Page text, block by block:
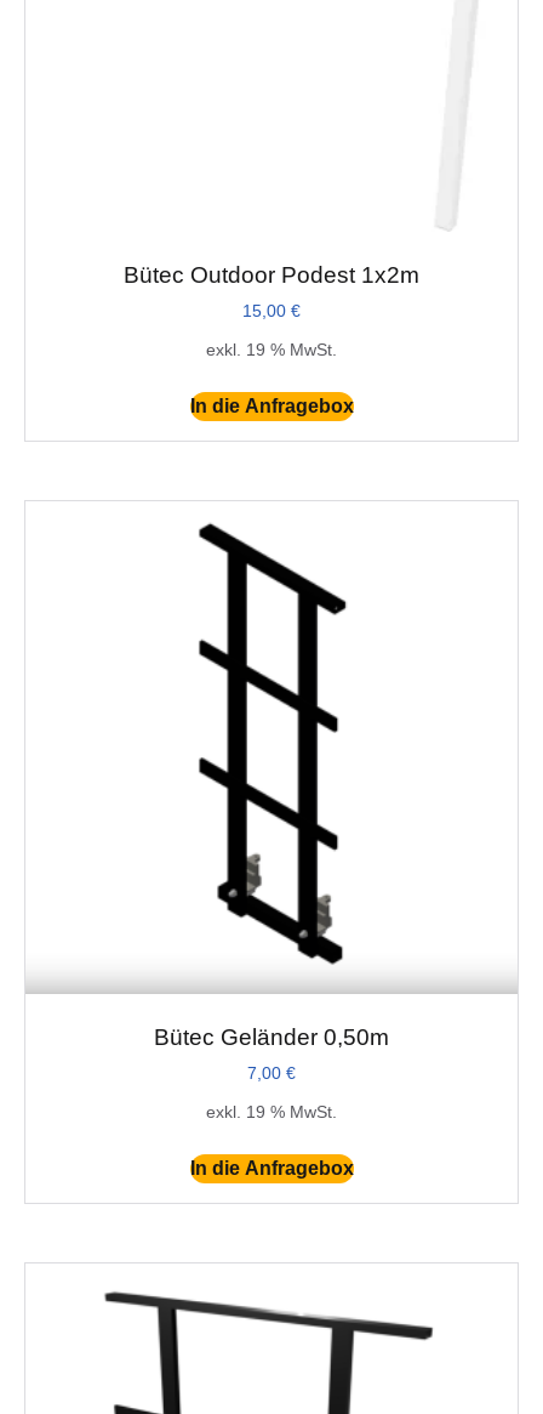
Bütec Outdoor Podest 1x2m
15,00 €
exkl. 19 % MwSt.
In die Anfragebox
Bütec Geländer 0,50m
7,00 €
exkl. 19 % MwSt.
In die Anfragebox